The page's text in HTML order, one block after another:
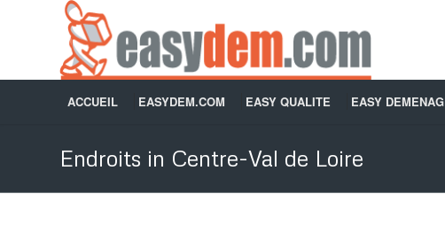
ACCUEIL EASYDEM.COM EASY QUALITE EASY
Endroits in Centre-Val de Loire